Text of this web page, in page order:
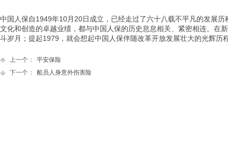
中国人保自1949年10月20日成立，已经走过了六十八载不平凡的发展
文化和创造的卓越业绩，都与中国人保的历史息息相关、紧密相连。在
斗岁月；提起1979，就会想起中国人保伴随改革开放发展壮大的光辉历
上一个：
平安保险
下一个：
船员人身意外伤害险